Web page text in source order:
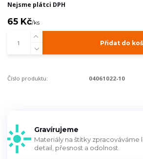
Nejsme plátci DPH
65 Kč/ks
Přidat do
Číslo produktu: 04061022-10
Gravírujeme
Materiály na štítky zpracováváme
detail, přesnost a odolnost.